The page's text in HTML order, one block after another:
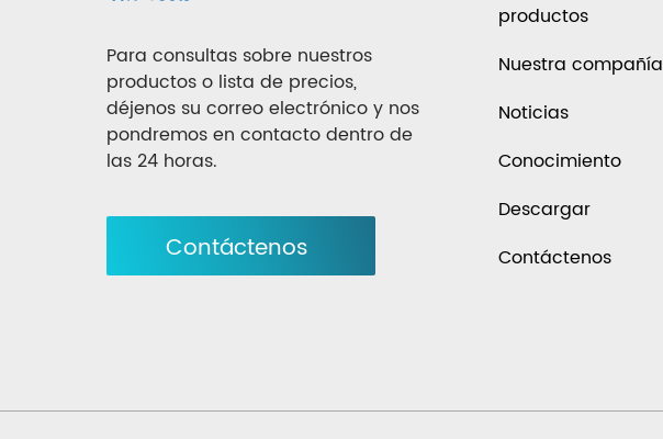
Para consultas sobre nuestros
productos o lista de precios,
déjenos su correo electrónico y nos
pondremos en contacto dentro de
las 24 horas.
Contáctenos
productos
Nuestra compañía
Noticias
Conocimiento
Descargar
Contáctenos